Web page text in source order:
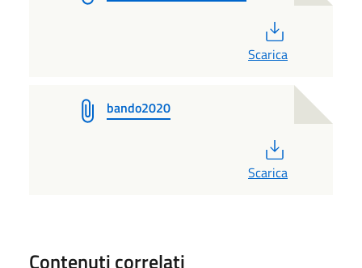
Scarica
bando2020
Scarica
Contenuti correlati